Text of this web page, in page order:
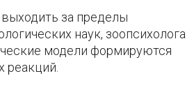
за пределы
наук, зоопсихолога
модели формируются
реакций.